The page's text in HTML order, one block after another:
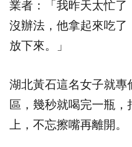
業者：「我昨天太忙了
沒辦法，他拿起來吃
放下來。」
湖北黃石這名女子就
區，幾秒就喝完一瓶
上，不忘擦嘴再離開。